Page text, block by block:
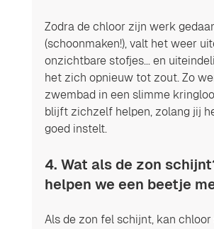
Zodra de chloor zijn werk
(schoonmaken!), valt het weer
onzichtbare stofjes… en
het zich opnieuw tot zout. Zo
zwembad in een slimme
blijft zichzelf helpen, zolang jij
goed instelt.
4. Wat als de zon
helpen we een beetje
Als de zon fel schijnt, kan chloor